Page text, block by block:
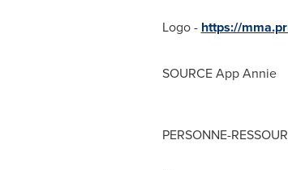
Logo - https://
SOURCEApp Annie
PERSONNE-